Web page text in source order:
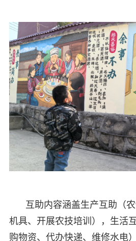
互助内容涵盖生产互助（
机具、开展农技培训），生活
购物资、代办快递、维修水电